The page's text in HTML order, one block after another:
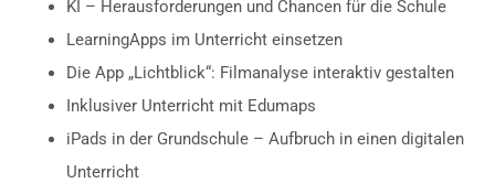
KI – Herausforderungen und Chancen für die Schule
LearningApps im Unterricht einsetzen
Die App „Lichtblick“: Filmanalyse interaktiv gestalten
Inklusiver Unterricht mit Edumaps
iPads in der Grundschule – Aufbruch in einen digitalen
Unterricht